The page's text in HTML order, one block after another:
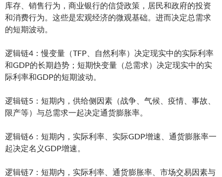
库存、销售行为，商业银行的信贷政策，居民和政府的投资
和消费行为。这些是宏观经济的微观基础。进而决定总需求
的短期波动。
逻辑链4：慢变量（TFP、自然利率）决定现实中的实际利率
和GDP的长期趋势；短期快变量（总需求）决定现实中的实
际利率和GDP的短期波动。
逻辑链5：短期内，供给侧因素（战争、气候、疫情、事故、
限产等）与总需求一起决定通货膨胀率。
逻辑链6：短期内，实际利率、实际GDP增速、通货膨胀率一
起决定名义GDP增速。
逻辑链7：短期内，实际利率、通货膨胀率、市场交易因素与